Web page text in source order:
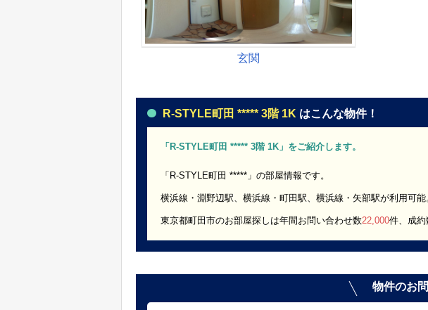
R-STYLE町田 ***** 3階 1K はこんな物件！
「R-STYLE町田 ***** 3階 1K」をご紹介します。
「R-STYLE町田 *****」の部屋情報です。
横浜線・淵野辺駅、横浜線・町田駅、横浜線・矢部駅が利用可能
東京都町田市のお部屋探しは年間お問い合わせ数22,000件、成約
物件のお